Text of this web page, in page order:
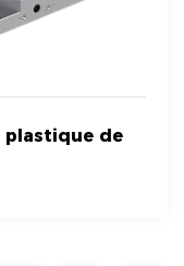
plastique de